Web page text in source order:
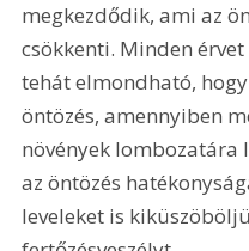
megkezdődik, ami az
csökkenti. Minden érvet
tehát elmondható,
öntözés, amennyiben
növények lombozatára
az öntözés
leveleket is